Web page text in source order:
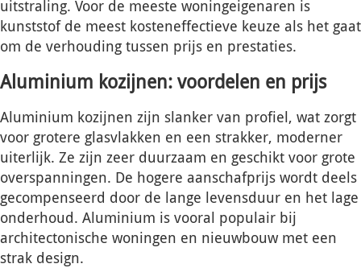
uitstraling. Voor de meeste woningeigenaren is
kunststof de meest kosteneffectieve keuze als het gaat
om de verhouding tussen prijs en prestaties.
Aluminium kozijnen: voordelen en prijs
Aluminium kozijnen zijn slanker van profiel, wat zorgt
voor grotere glasvlakken en een strakker, moderner
uiterlijk. Ze zijn zeer duurzaam en geschikt voor grote
overspanningen. De hogere aanschafprijs wordt deels
gecompenseerd door de lange levensduur en het lage
onderhoud. Aluminium is vooral populair bij
architectonische woningen en nieuwbouw met een
strak design.